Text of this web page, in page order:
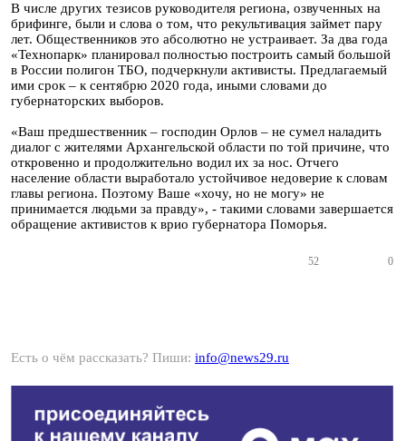
В числе других тезисов руководителя региона, озвученных на
брифинге, были и слова о том, что рекультивация займет пару
лет. Общественников это абсолютно не устраивает. За два года
«Технопарк» планировал полностью построить самый большой
в России полигон ТБО, подчеркнули активисты. Предлагаемый
ими срок – к сентябрю 2020 года, иными словами до
губернаторских выборов.
«Ваш предшественник – господин Орлов – не сумел наладить
диалог с жителями Архангельской области по той причине, что
откровенно и продолжительно водил их за нос. Отчего
население области выработало устойчивое недоверие к словам
главы региона. Поэтому Ваше «хочу, но не могу» не
принимается людьми за правду», - такими словами завершается
обращение активистов к врио губернатора Поморья.
52 0
Есть о чём рассказать? Пиши: info@news29.ru